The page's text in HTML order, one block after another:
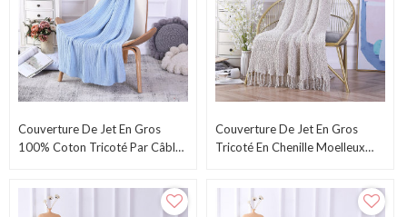
Couverture De Jet En Gros
100% Coton Tricoté Par Câble
Couverture De Jet En Gros
Tricoté En Chenille Moelleux